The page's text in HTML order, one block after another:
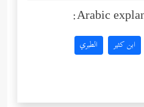
Arabic
ابن كثير الطبري